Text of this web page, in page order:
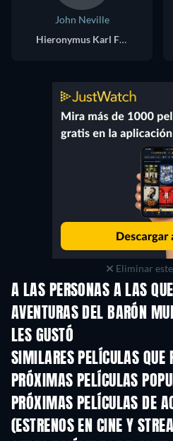
John Neville
Hieronymus Karl Frederick Baron von Munchausen
Eliminar
A LAS PERSONAS A LAS
AVENTURAS DEL BARÓN
LES GUSTÓ
SIMILARES PELÍCULAS QUE
PRÓXIMAS PELÍCULAS
PRÓXIMAS PELÍCULAS DE
(ESTRENOS EN CINE Y